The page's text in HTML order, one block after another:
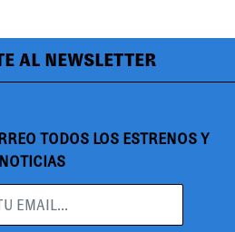
AL NEWSLETTER
TODOS LOS ESTRENOS Y
NOTICIAS